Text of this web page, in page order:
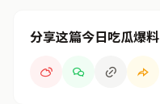
分享这篇今日吃瓜爆料